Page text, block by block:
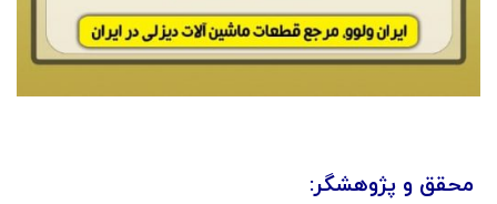
محقق و پژوهشگر: